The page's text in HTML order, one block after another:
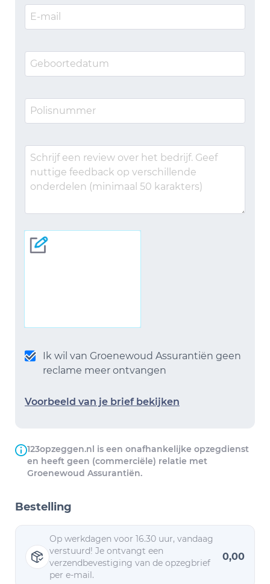
Ik wil van Groenewoud Assurantiën geen
reclame meer ontvangen
Voorbeeld van je brief bekijken
123opzeggen.nl is een onafhankelijke opzegdienst
en heeft geen (commerciële) relatie met
Groenewoud Assurantiën.
Bestelling
Op werkdagen voor 16.30 uur, vandaag
verstuurd! Je ontvangt een
verzendbevestiging van de opzegbrief
per e-mail.
0,00